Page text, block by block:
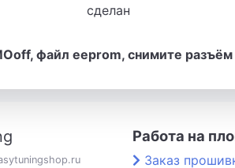
сделан
файл eeprom, снимите разъём
Работа на
Заказ